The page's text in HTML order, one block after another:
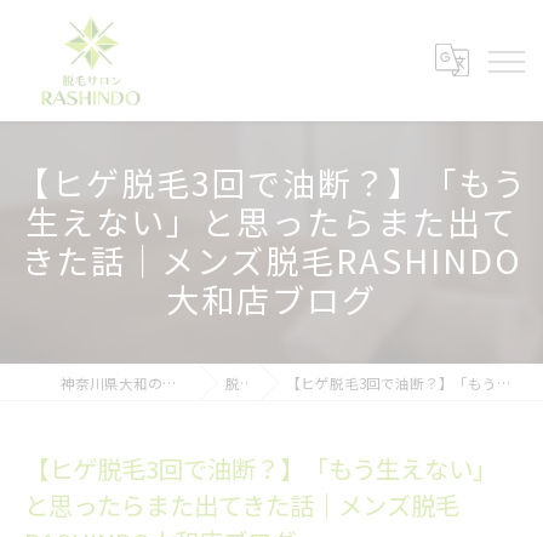
【ヒゲ脱毛3回で油断？】「もう
生えない」と思ったらまた出て
きた話｜メンズ脱毛RASHINDO
大和店ブログ
神奈川県大和の脱毛ならメンズ脱毛サロンRASHINDO大和店 脱毛ブログ 【ヒゲ脱毛3回で油断？】「もう生えない」と思ったらまた出てきた話｜メンズ脱毛RASHINDO大和店ブログ
【ヒゲ脱毛3回で油断？】「もう生えない」
と思ったらまた出てきた話｜メンズ脱毛